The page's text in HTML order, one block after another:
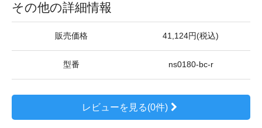
その他の詳細情報
販売価格 41,124円(税込)
型番 ns0180-bc-r
レビューを見る(0件)